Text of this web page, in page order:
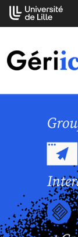
Aller
au
Cookies